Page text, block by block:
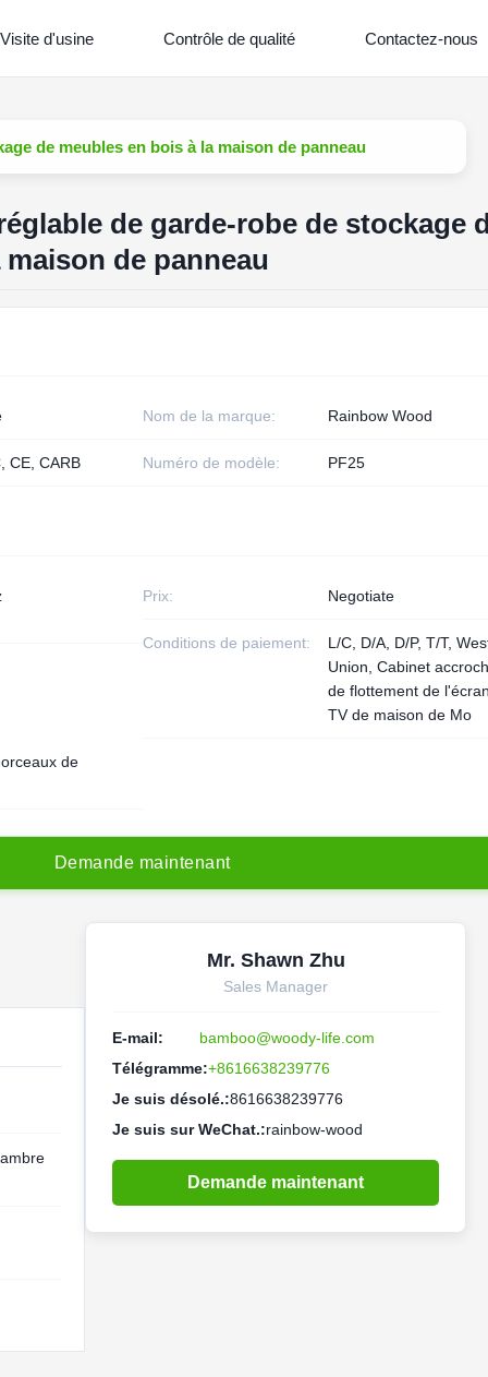
Visite d'usine Contrôle de qualité Contactez-nous
de meubles en bois à la maison de panneau
de garde-robe de stockage
de panneau
Nom de la marque: Rainbow Wood
CE, CARB Numéro de modèle: PF25
Prix: Negotiate
Conditions de paiement:
L/C, D/A, D/P, T/T,
Union, Cabinet
de flottement de
TV de maison de Mo
de
Demande maintenant
Mr. Shawn Zhu
Sales Manager
E-mail:
bamboo@woody-life.com
Télégramme:+8616638239776
Je suis désolé.:8616638239776
Je suis sur WeChat.:rainbow-wood
Demande maintenant